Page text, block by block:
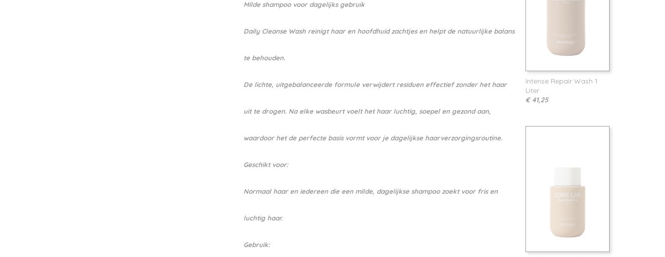
Milde shampoo voor dagelijks gebruik
Daily Cleanse Wash reinigt haar en hoofdhuid zachtjes en helpt de natuurlijke balans
te behouden.
De lichte, uitgebalanceerde formule verwijdert residuen effectief zonder het haar
uit te drogen. Na elke wasbeurt voelt het haar luchtig, soepel en gezond aan,
waardoor het de perfecte basis vormt voor je dagelijkse haarverzorgingsroutine.
Geschikt voor:
Normaal haar en iedereen die een milde, dagelijkse shampoo zoekt voor fris en
luchtig haar.
Gebruik:
Intense Repair Wash 1
Liter
€ 41,25